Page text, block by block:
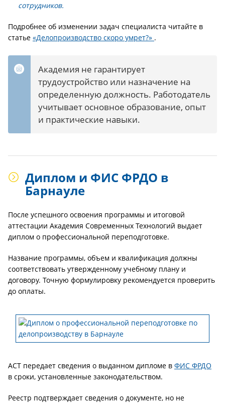
сотрудников.
Подробнее об изменении задач специалиста читайте в
статье «Делопроизводство скоро умрет?» .
Академия не гарантирует
трудоустройство или назначение на
определенную должность. Работодатель
учитывает основное образование, опыт
и практические навыки.
Диплом и ФИС ФРДО в
Барнауле
После успешного освоения программы и итоговой
аттестации Академия Современных Технологий выдает
диплом о профессиональной переподготовке.
Название программы, объем и квалификация должны
соответствовать утвержденному учебному плану и
договору. Точную формулировку рекомендуется проверить
до оплаты.
АСТ передает сведения о выданном дипломе в ФИС ФРДО
в сроки, установленные законодательством.
Реестр подтверждает сведения о документе, но не